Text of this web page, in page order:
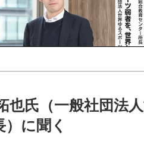
也氏（一般社団法
に聞く